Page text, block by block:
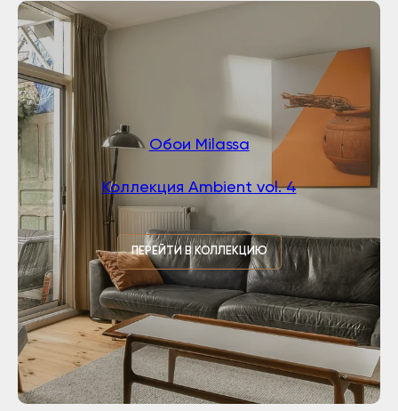
Обои Milassa
Коллекция Ambient vol. 4
ПЕРЕЙТИ В КОЛЛЕКЦИЮ